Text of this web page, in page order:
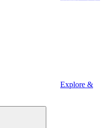
Explore &